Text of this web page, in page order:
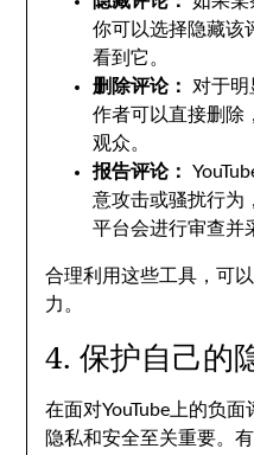
你可以选择隐藏该
看到它。
删除评论：
对于明
作者可以直接删除
观众。
报告评论：
意攻击或骚扰行为
平台会进行审查并
合理利用这些工具，可
力。
4. 保护自己的
在面对YouTube上的负
隐私和安全至关重要。